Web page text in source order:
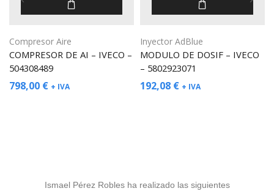
Compresor Aire
COMPRESOR DE AI – IVECO –
504308489
798,00 € + IVA
Inyector AdBlue
MODULO DE DOSIF – IVECO
– 5802923071
192,08 € + IVA
Ismael Pérez Robles ha realizado las siguientes